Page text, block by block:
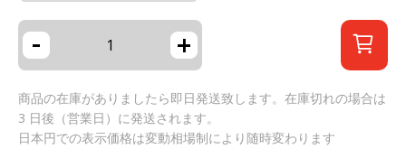
- +
商品の在庫がありましたら即日発送致します。在庫切れの場合は
3 日後（営業日）に発送されます。
日本円での表示価格は変動相場制により随時変わります